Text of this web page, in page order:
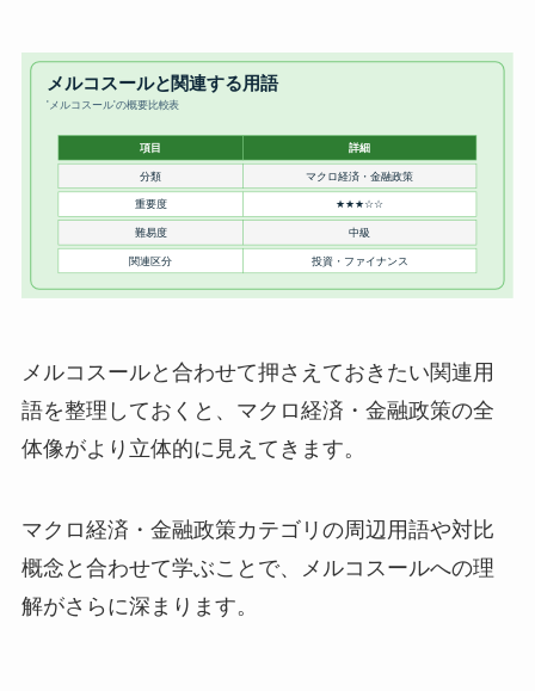
メルコスールと合わせて押さえておきたい関連用
語を整理しておくと、マクロ経済・金融政策の全
体像がより立体的に見えてきます。
マクロ経済・金融政策カテゴリの周辺用語や対比
概念と合わせて学ぶことで、メルコスールへの理
解がさらに深まります。